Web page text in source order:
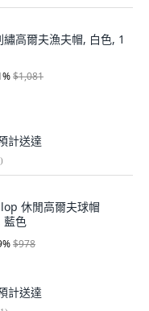
高爾夫漁夫帽, 白色, 1
%$1,081
計送達
)
休閒高爾夫球帽
藍色
%$978
計送達